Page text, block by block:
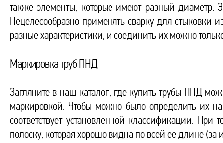
также элементы, которые имеют разный
Нецелесообразно применять сварку для
разные характеристики, и соединить их можно
Маркировка труб ПНД
Загляните в наш каталог, где купить трубы ПНД
маркировкой. Чтобы можно было определить их
соответствует установленной классификации.
полоску, которая хорошо видна по всей ее длине